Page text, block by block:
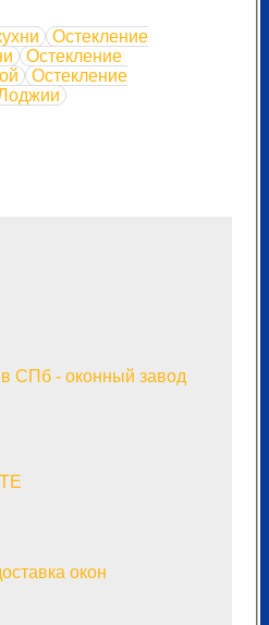
Остекление
Остекление
Остекление